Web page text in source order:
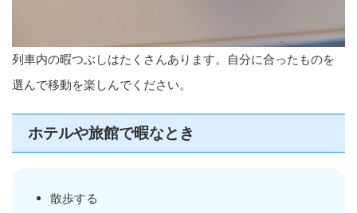
列車内の暇つぶしはたくさんあります。自分に合ったものを
選んで移動を楽しんでください。
ホテルや旅館で暇なとき
散歩する